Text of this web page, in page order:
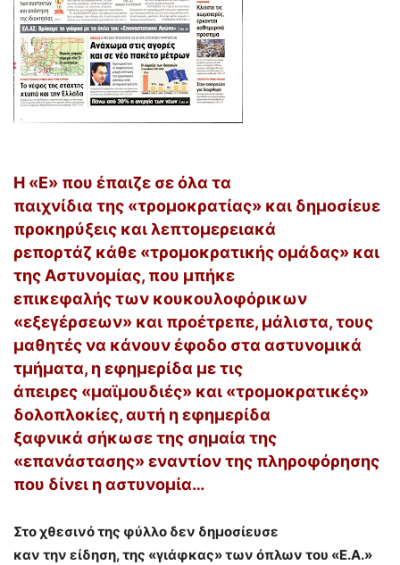
Η «Ε» που έπαιζε σε όλα τα
παιχνίδια της «τρομοκρατίας» και δημοσίευε
προκηρύξεις και λεπτομερειακά
ρεπορτάζ κάθε «τρομοκρατικής ομάδας» και
της Αστυνομίας, που μπήκε
επικεφαλής των κουκουλοφόρικων
«εξεγέρσεων» και προέτρεπε, μάλιστα, τους
μαθητές να κάνουν έφοδο στα αστυνομικά
τμήματα, η εφημερίδα με τις
άπειρες «μαϊμουδιές» και «τρομοκρατικές»
δολοπλοκίες, αυτή η εφημερίδα
ξαφνικά σήκωσε της σημαία της
«επανάστασης» εναντίον της πληροφόρησης
που δίνει η αστυνομία…
Στο χθεσινό της φύλλο δεν δημοσίευσε
καν την είδηση, της «γιάφκας» των όπλων του «Ε.Α.»